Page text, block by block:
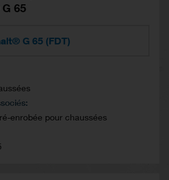
65
G 65 (FDT)
enrobée pour chaussées